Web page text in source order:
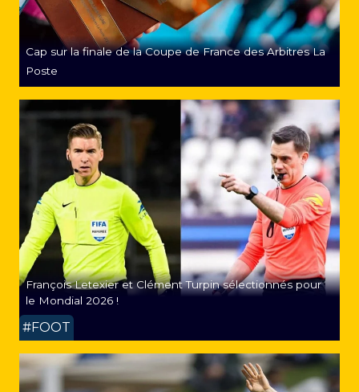
Cap sur la finale de la Coupe de France des Arbitres La
Poste
François Letexier et Clément Turpin sélectionnés pour
le Mondial 2026 !
#FOOT